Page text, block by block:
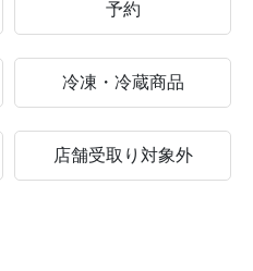
予約
冷凍・冷蔵商品
店舗受取り対象外